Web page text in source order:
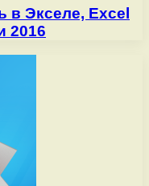
в Экселе, Excel
2016